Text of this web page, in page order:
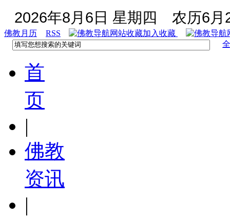
2026年8月6日 星期四 农历6月
佛教月历 RSS
加入收藏
首
页
|
佛教
资讯
|